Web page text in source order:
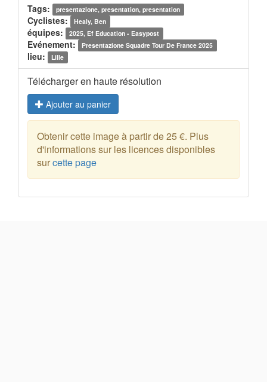
Tags: presentazione, presentation, presentation
Cyclistes: Healy, Ben
équipes: 2025, Ef Education - Easypost
Evénement: Presentazione Squadre Tour De France 2025
lieu: Lille
Télécharger en haute résolution
Ajouter au panier
Obtenir cette image à partir de 25 €. Plus
d'informations sur les licences disponibles
surcette page